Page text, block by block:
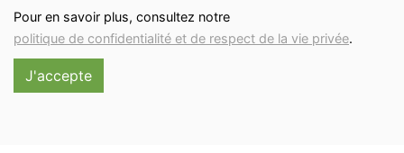
Pour en savoir plus, consultez notre
politique de confidentialité et de respect de la vie privée.
J'accepte
Dimanche09:30-12:00